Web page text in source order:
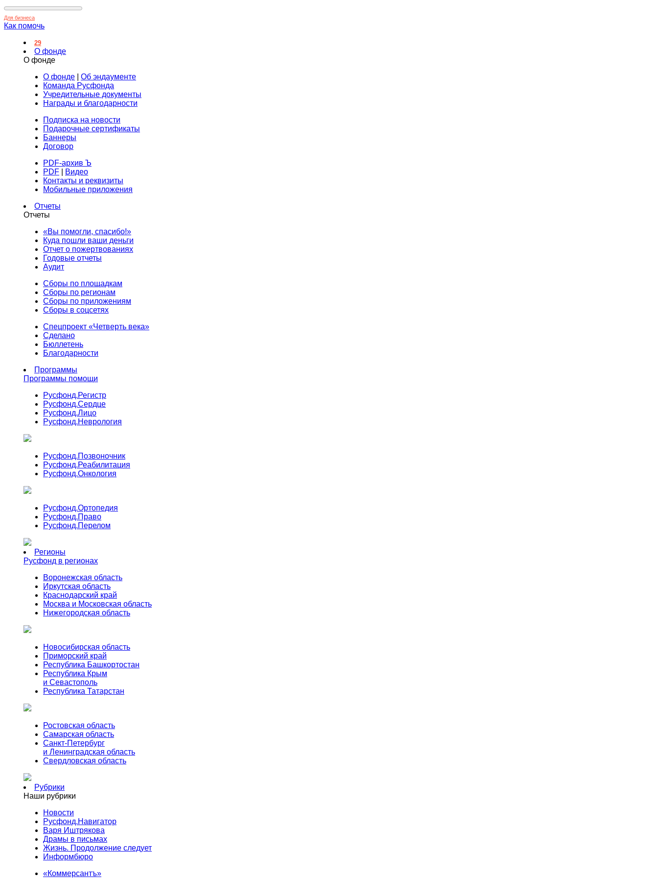
Для бизнеса
Как помочь
29
О фонде
О фонде
О фонде
Об эндаументе
Команда Русфонда
Учредительные документы
Награды и благодарности
Подписка на новости
Подарочные сертификаты
Баннеры
Договор
PDF-архив Ъ
PDF
Видео
Контакты и реквизиты
Мобильные приложения
Отчеты
Отчеты
«Вы помогли, спасибо!»
Куда пошли ваши деньги
Отчет о пожертвованиях
Годовые отчеты
Аудит
Сборы по площадкам
Сборы по регионам
Сборы по приложениям
Сборы в соцсетях
Спецпроект «Четверть века»
Сделано
Бюллетень
Благодарности
Программы
Программы помощи
Русфонд.Регистр
Русфонд.Сердце
Русфонд.Лицо
Русфонд.Неврология
Русфонд.Позвоночник
Русфонд.Реабилитация
Русфонд.Онкология
Русфонд.Ортопедия
Русфонд.Право
Русфонд.Перелом
Регионы
Русфонд в регионах
Воронежская область
Иркутская область
Краснодарский край
Москва и Московская область
Нижегородская область
Новосибирская область
Приморский край
Республика Башкортостан
Республика Крым
и Севастополь
Республика Татарстан
Ростовская область
Самарская область
Санкт-Петербург
и Ленинградская область
Свердловская область
Рубрики
Наши рубрики
Новости
Русфонд.Навигатор
Варя Иштрякова
Драмы в письмах
Жизнь. Продолжение следует
Информбюро
«Коммерсантъ»